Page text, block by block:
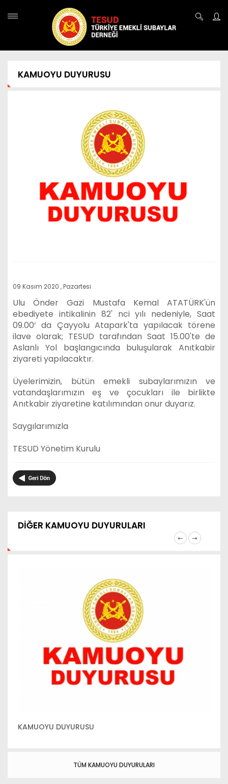
KAMUOYU DUYURUSU
09 Kasım 2020 , Pazartesi
Ulu Önder Gazi Mustafa Kemal ATATÜRK'ün
ebediyete intikalinin 82' nci yılı nedeniyle, Saat
09.00‘ da Çayyolu Atapark'ta yapılacak törene
ilave olarak; TESUD tarafından Saat 15.00'te de
Aslanlı Yol başlangıcında buluşularak Anıtkabir
ziyareti yapılacaktır.
Üyelerimizin, bütün emekli subaylarımızın ve
vatandaşlarımızın eş ve çocukları ile birlikte
Anıtkabir ziyaretine katılımından onur duyarız.
Saygılarımızla
TESUD Yönetim Kurulu
DİĞER KAMUOYU DUYURULARI
KAMUOYU DUYURUSU
TÜM KAMUOYU DUYURULARI